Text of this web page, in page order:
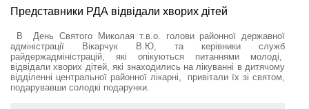
Представники РДА відвідали хворих дітей
В День Святого Миколая т.в.о. голови районної державної
адміністрації Вікарчук В.Ю, та керівники служб
райдержадміністрацій, які опікуються питаннями молоді,
відвідали хворих дітей, які знаходились на лікуванні в дитячому
відділенні центральної районної лікарні, привітали їх зі святом,
подарувавши солодкі подарунки.